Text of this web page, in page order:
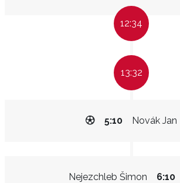
12:34
13:32
Novák Jan
5:10
Nejezchleb Šimon 6:10